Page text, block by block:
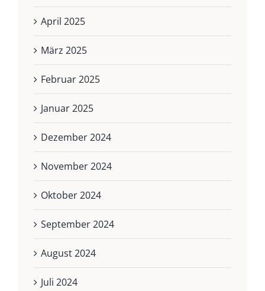
April 2025
März 2025
Februar 2025
Januar 2025
Dezember 2024
November 2024
Oktober 2024
September 2024
August 2024
Juli 2024